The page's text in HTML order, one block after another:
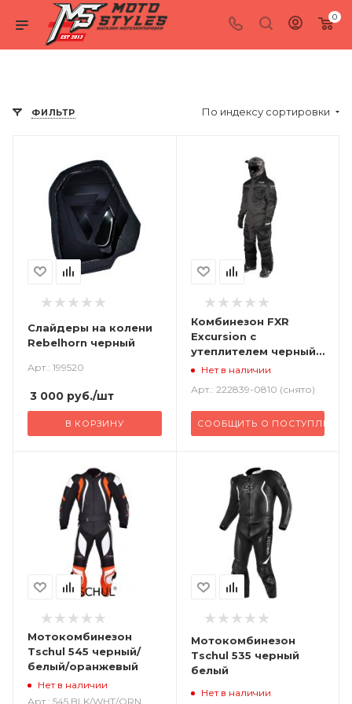
0
ФИЛЬТР По индексу сортировки
Слайдеры на колени
Rebelhorn черный
Арт.: 199520
3 000 руб./шт
В КОРЗИНУ
Комбинезон FXR
Excursion с
утеплителем черный
серый
Нет в наличии
Арт.: 222839-0810 (снято)
СООБЩИТЬ О ПОСТУПЛЕНИИ
Мотокомбинезон
Tschul 545 черный/
белый/оранжевый
Нет в наличии
Арт.: 545 BLK/WHT/ORN
Мотокомбинезон
Tschul 535 черный
белый
Нет в наличии